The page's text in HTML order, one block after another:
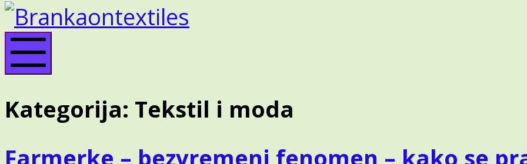
ON
TEXTILES
Mobile
Kategorija: Tekstil i moda
Farmerke – bezvremeni fenomen – kako se